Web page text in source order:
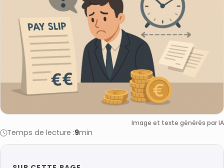
Image et texte générés par IA
Temps de lecture :9min